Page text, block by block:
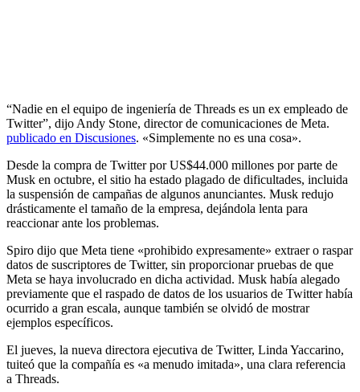
“Nadie en el equipo de ingeniería de Threads es un ex empleado de
Twitter”, dijo Andy Stone, director de comunicaciones de Meta.
publicado en Discusiones. «Simplemente no es una cosa».
Desde la compra de Twitter por US$44.000 millones por parte de
Musk en octubre, el sitio ha estado plagado de dificultades, incluida
la suspensión de campañas de algunos anunciantes. Musk redujo
drásticamente el tamaño de la empresa, dejándola lenta para
reaccionar ante los problemas.
Spiro dijo que Meta tiene «prohibido expresamente» extraer o raspar
datos de suscriptores de Twitter, sin proporcionar pruebas de que
Meta se haya involucrado en dicha actividad. Musk había alegado
previamente que el raspado de datos de los usuarios de Twitter había
ocurrido a gran escala, aunque también se olvidó de mostrar
ejemplos específicos.
El jueves, la nueva directora ejecutiva de Twitter, Linda Yaccarino,
tuiteó que la compañía es «a menudo imitada», una clara referencia
a Threads.